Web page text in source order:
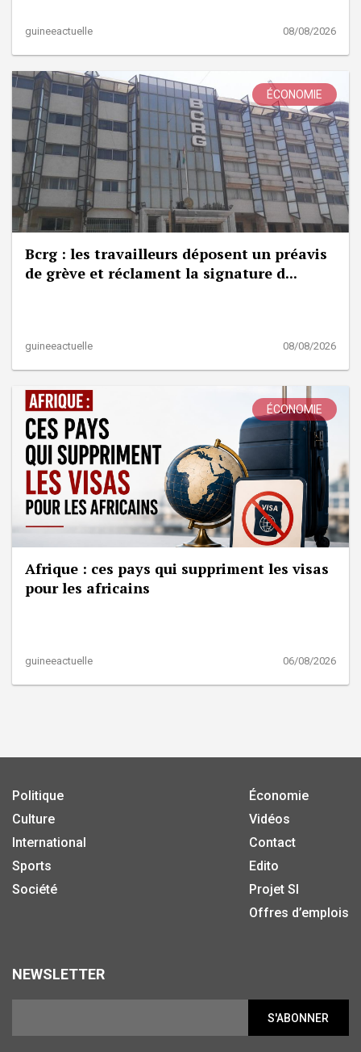
guineeactuelle 08/08/2026
ÉCONOMIE
Bcrg : les travailleurs déposent un préavis
de grève et réclament la signature d...
guineeactuelle 08/08/2026
ÉCONOMIE
Afrique : ces pays qui suppriment les visas
pour les africains
guineeactuelle 06/08/2026
Politique
Culture
International
Sports
Société
Économie
Vidéos
Contact
Edito
Projet SI
Offres d’emplois
NEWSLETTER
S'ABONNER